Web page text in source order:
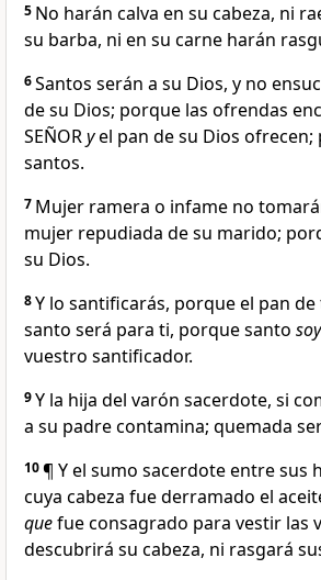
5 No harán calva en su cabeza, ni
su barba, ni en su carne harán
6Santos serán a su Dios, y no
de su Dios; porque las ofrendas
SEÑORyel pan de su Dios
santos.
7 Mujer ramera o infame no
mujer repudiada de su marido;
su Dios.
8Y lo santificarás, porque el pan
santo será para ti, porque santo soy
vuestro santificador.
9Y la hija del varón sacerdote, si
a su padre contamina; quemada
10¶ Y el sumo sacerdote entre sus
cuya cabeza fue derramado el
quefue consagrado para vestir las
descubrirá su cabeza, ni rasgará